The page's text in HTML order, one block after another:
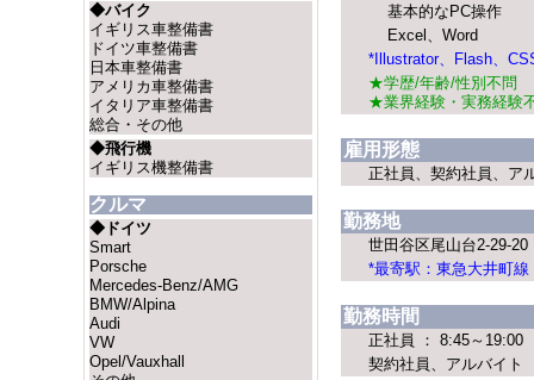
◆バイク
イギリス車整備書
ドイツ車整備書
日本車整備書
アメリカ車整備書
イタリア車整備書
総合・その他
◆飛行機
イギリス機整備書
クルマ
◆ドイツ
Smart
Porsche
Mercedes-Benz/AMG
BMW/Alpina
Audi
VW
Opel/Vauxhall
基本的なPC操作
Excel、Word
*Illustrator、Flash、
★学歴/年齢/性別不問
★業界経験・実務経験
雇用形態
正社員、契約社員、ア
勤務地
世田谷区尾山台2-29-20
*最寄駅：東急大井町
勤務時間
正社員 ： 8:45～19:00
契約社員、アルバイト